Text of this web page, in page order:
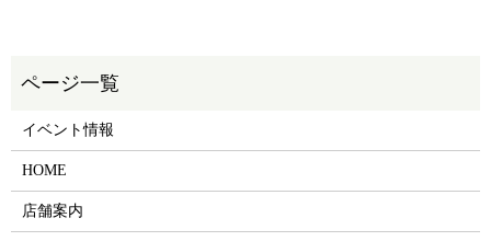
イベント情報
HOME
店舗案内